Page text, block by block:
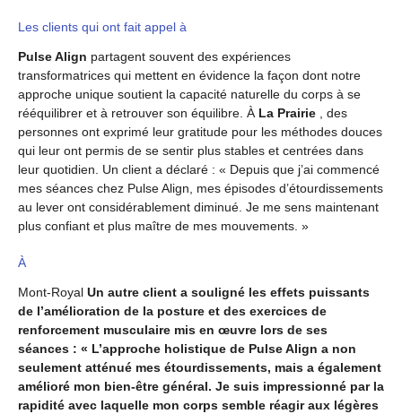
Les clients qui ont fait appel à
Pulse Align partagent souvent des expériences
transformatrices qui mettent en évidence la façon dont notre
approche unique soutient la capacité naturelle du corps à se
rééquilibrer et à retrouver son équilibre. À La Prairie , des
personnes ont exprimé leur gratitude pour les méthodes douces
qui leur ont permis de se sentir plus stables et centrées dans
leur quotidien. Un client a déclaré : « Depuis que j’ai commencé
mes séances chez Pulse Align, mes épisodes d’étourdissements
au lever ont considérablement diminué. Je me sens maintenant
plus confiant et plus maître de mes mouvements. »
À
Mont-Royal Un autre client a souligné les effets puissants
de l’amélioration de la posture et des exercices de
renforcement musculaire mis en œuvre lors de ses
séances : « L’approche holistique de Pulse Align a non
seulement atténué mes étourdissements, mais a également
amélioré mon bien-être général. Je suis impressionné par la
rapidité avec laquelle mon corps semble réagir aux légères